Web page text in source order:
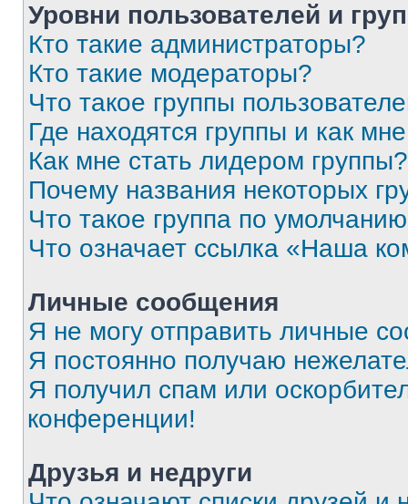
Уровни пользователей и
Кто такие администраторы?
Кто такие модераторы?
Что такое группы
Где находятся группы и как
Как мне стать лидером группы?
Почему названия некоторых
Что такое группа по
Что означает ссылка «Наша
Личные сообщения
Я не могу отправить личные
Я постоянно получаю
Я получил спам или
конференции!
Друзья и недруги